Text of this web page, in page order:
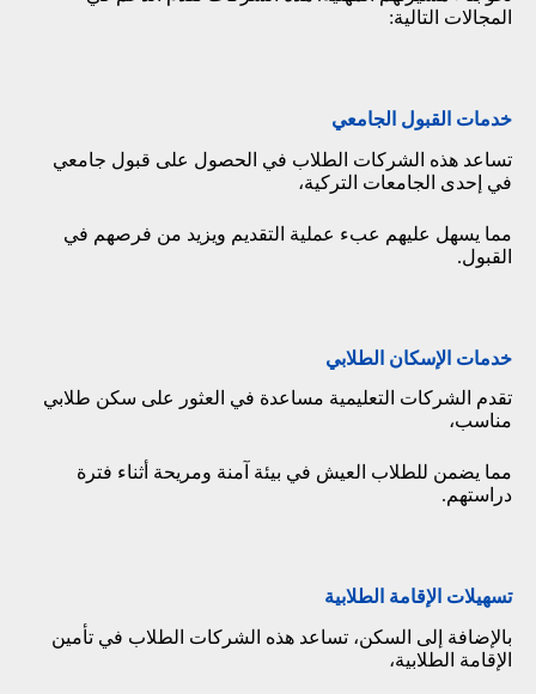
المجالات التالية:
خدمات القبول الجامعي
تساعد هذه الشركات الطلاب في الحصول على قبول جامعي
في إحدى الجامعات التركية،
مما يسهل عليهم عبء عملية التقديم ويزيد من فرصهم في
القبول.
خدمات الإسكان الطلابي
تقدم الشركات التعليمية مساعدة في العثور على سكن طلابي
مناسب،
مما يضمن للطلاب العيش في بيئة آمنة ومريحة أثناء فترة
دراستهم.
تسهيلات الإقامة الطلابية
بالإضافة إلى السكن، تساعد هذه الشركات الطلاب في تأمين
الإقامة الطلابية،